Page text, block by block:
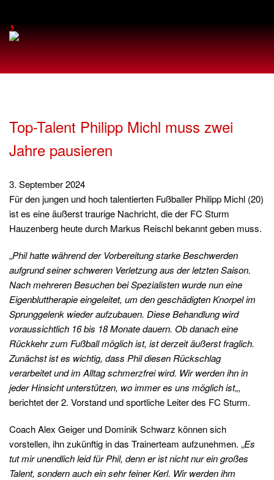
,
Top-Talent Philipp Michl muss zwei
Jahre pausieren
3. September 2024
Für den jungen und hoch talentierten Fußballer Philipp Michl (20)
ist es eine äußerst traurige Nachricht, die der FC Sturm
Hauzenberg heute durch Markus Reischl bekannt geben muss.
„Phil hatte während der Vorbereitung starke Beschwerden
aufgrund seiner schweren Verletzung aus der letzten Saison.
Nach mehreren Besuchen bei Spezialisten wurde nun eine
Eigenbluttherapie eingeleitet, um den geschädigten Knorpel im
Sprunggelenk wieder aufzubauen. Diese Behandlung wird
voraussichtlich 16 bis 18 Monate dauern. Ob danach eine
Rückkehr zum Fußball möglich ist, ist derzeit äußerst fraglich.
Zunächst ist es wichtig, dass Phil diesen Rückschlag
verarbeitet und im Alltag schmerzfrei wird. Wir werden ihn in
jeder Hinsicht unterstützen, wo immer es uns möglich ist„,
berichtet der 2. Vorstand und sportliche Leiter des FC Sturm.
Coach Alex Geiger und Dominik Schwarz können sich
vorstellen, ihn zukünftig in das Trainerteam aufzunehmen. „Es
tut mir unendlich leid für Phil, denn er ist nicht nur ein großes
Talent, sondern auch ein sehr feiner Kerl. Wir werden ihm